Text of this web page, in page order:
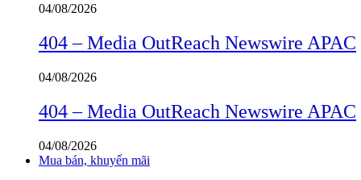
04/08/2026
404 – Media OutReach Newswire APAC
04/08/2026
404 – Media OutReach Newswire APAC
04/08/2026
Mua bán, khuyến mãi